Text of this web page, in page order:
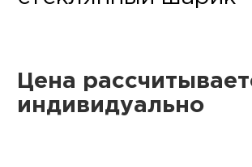
Цена
индивидуально